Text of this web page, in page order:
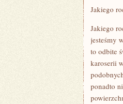
Jakiego
Jakiego
jesteśmy
to odbite
karoserii
ponadto